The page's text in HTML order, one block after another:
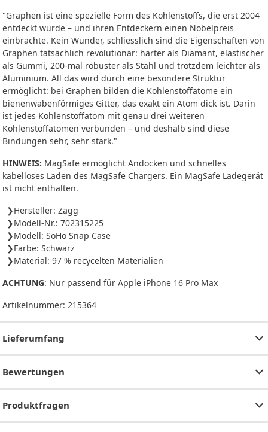
"Graphen ist eine spezielle Form des Kohlenstoffs, die erst 2004
entdeckt wurde – und ihren Entdeckern einen Nobelpreis
einbrachte. Kein Wunder, schliesslich sind die Eigenschaften von
Graphen tatsächlich revolutionär: härter als Diamant, elastischer
als Gummi, 200-mal robuster als Stahl und trotzdem leichter als
Aluminium. All das wird durch eine besondere Struktur
ermöglicht: bei Graphen bilden die Kohlenstoffatome ein
bienenwabenförmiges Gitter, das exakt ein Atom dick ist. Darin
ist jedes Kohlenstoffatom mit genau drei weiteren
Kohlenstoffatomen verbunden – und deshalb sind diese
Bindungen sehr, sehr stark."
HINWEIS: MagSafe ermöglicht Andocken und schnelles
kabelloses Laden des MagSafe Chargers. Ein MagSafe Ladegerät
ist nicht enthalten.
Hersteller: Zagg
Modell-Nr.: 702315225
Modell: SoHo Snap Case
Farbe: Schwarz
Material: 97 % recycelten Materialien
ACHTUNG: Nur passend für Apple iPhone 16 Pro Max
Artikelnummer: 215364
Lieferumfang
Bewertungen
Produktfragen